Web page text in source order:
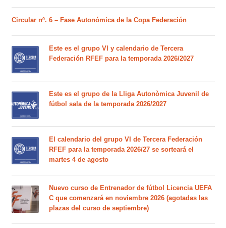
Circular nº. 6 – Fase Autonómica de la Copa Federación
Este es el grupo VI y calendario de Tercera
Federación RFEF para la temporada 2026/2027
Este es el grupo de la Lliga Autonòmica Juvenil de
fútbol sala de la temporada 2026/2027
El calendario del grupo VI de Tercera Federación
RFEF para la temporada 2026/27 se sorteará el
martes 4 de agosto
Nuevo curso de Entrenador de fútbol Licencia UEFA
C que comenzará en noviembre 2026 (agotadas las
plazas del curso de septiembre)